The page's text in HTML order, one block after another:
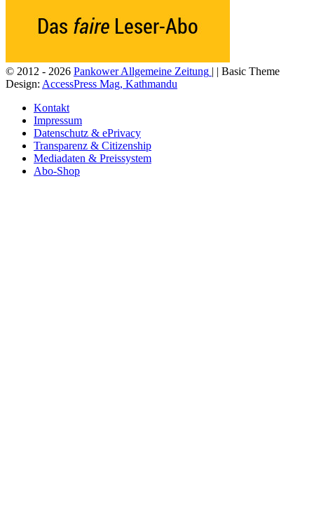
© 2012 - 2026 Pankower Allgemeine Zeitung | | Basic Theme
Design: AccessPress Mag, Kathmandu
Kontakt
Impressum
Datenschutz & ePrivacy
Transparenz & Citizenship
Mediadaten & Preissystem
Abo-Shop